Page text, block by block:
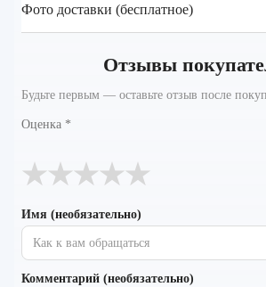
Фото доставки (бесплатное)
Отзывы
Будьте первым — оставьте отзыв после
Оценка *
★
★
★
★
★
Имя (необязательно)
Комментарий (необязательно)